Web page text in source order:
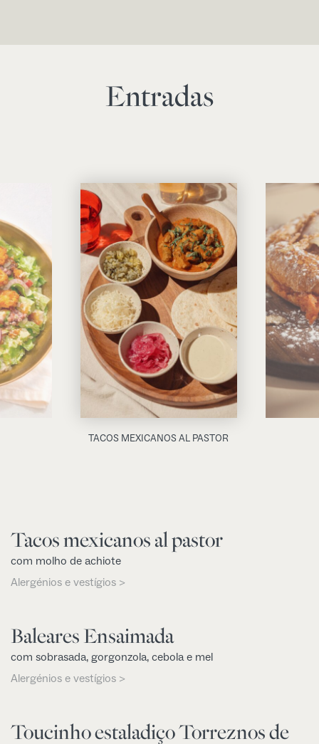
Entradas
TACOS MEXICANOS AL PASTOR
Tacos mexicanos al pastor
com molho de achiote
Alergénios e vestígios >
Baleares Ensaimada
com sobrasada, gorgonzola, cebola e mel
Alergénios e vestígios >
Toucinho estaladiço Torreznos de